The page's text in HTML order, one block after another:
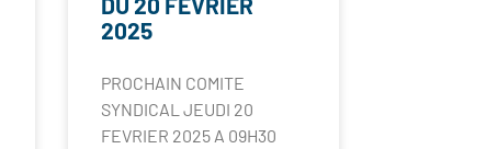
2025
PROCHAIN COMITE
SYNDICAL JEUDI 20
FEVRIER 2025 A 09H30